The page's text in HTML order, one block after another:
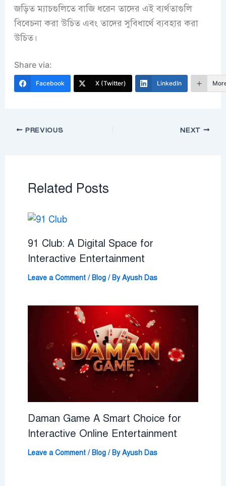
জড়িত ম্যাচগুলিতে বাজি ধরেন তাদের এই ব্যর্থতাগুলি
বিবেচনা করা উচিত এবং তাদের সুবিধার্থে ব্যবহার করা
উচিত।
Share via:
Facebook X (Twitter) LinkedIn
PREVIOUS NEXT
Related Posts
91 Club: A Digital Space for
Interactive Entertainment
Leave a Comment / Blog/ ByAyush Das
Daman Game A Smart Choice for
Interactive Online Entertainment
Leave a Comment / Blog/ ByAyush Das